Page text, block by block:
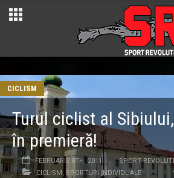
CICLISM
Turul ciclist al
în premieră!
FEBRUARIE 8TH, 2011
SPORT
CICLISM , SPORTURI INDIVIDUALE